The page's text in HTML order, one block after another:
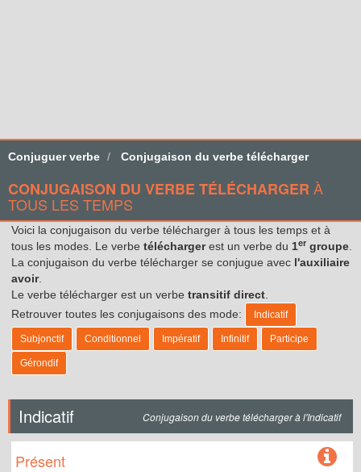
Conjuguer verbe Conjugaison du verbe télécharger
CONJUGAISON DU VERBE TÉLÉCHARGER À
TOUS LES TEMPS
Voici la conjugaison du verbe télécharger à tous les temps et à
tous les modes. Le verbe téléchargerest un verbe du 1er groupe
La conjugaison du verbe télécharger se conjugue avec l'auxiliaire
avoir.
Le verbe télécharger est un verbe transitif direct
Retrouver toutes les conjugaisons des mode:
Indicatif
Subjonctif Conditionnel Impératif Infinitif Participe
Gérondif
Indicatif Conjugaison du verbe télécharger à l'Indicatif
Présent